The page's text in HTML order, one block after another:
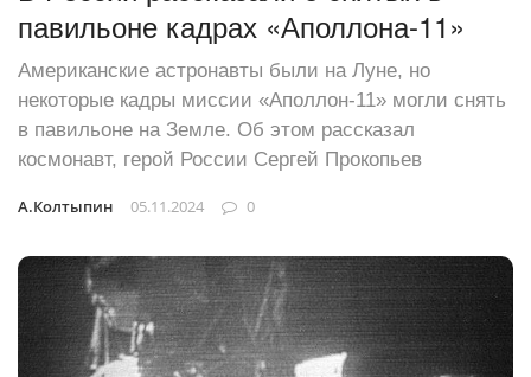
павильоне кадрах «Аполлона-11»
Американские астронавты были на Луне, но
некоторые кадры миссии «Аполлон-11» могли снять
в павильоне на Земле. Об этом рассказал
космонавт, герой России Сергей Прокопьев
А.Колтыпин 05.11.2024 0